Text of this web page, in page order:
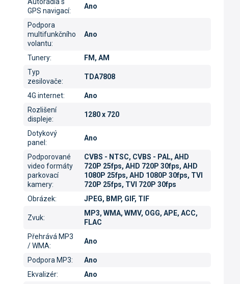
Autorádia s
GPS navigací:
Ano
Podpora
multifunkčního
volantu:
Ano
Tunery:
FM, AM
Typ
zesilovače:
TDA7808
4G internet:
Ano
Rozlišení
displeje:
1280 x 720
Dotykový
panel:
Ano
Podporované
video formáty
parkovací
kamery:
CVBS - NTSC, CVBS - PAL, AHD
720P 25fps, AHD 720P 30fps, AHD
1080P 25fps, AHD 1080P 30fps, TVI
720P 25fps, TVI 720P 30fps
Obrázek: JPEG, BMP, GIF, TIF
Zvuk:
MP3, WMA, WMV, OGG, APE, ACC,
FLAC
Přehrává MP3
/ WMA:
Ano
Podpora MP3:
Ano
Ekvalizér:
Ano